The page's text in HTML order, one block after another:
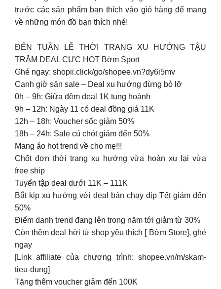
trước các sản phẩm bạn thích vào giỏ hàng để mang
về những món đồ bạn thích nhé!
ĐẾN TUẦN LỄ THỜI TRANG XU HƯỚNG TẬU
TRĂM DEAL CỰC HOT Bờm Sport
Ghé ngay: shopii.click/go/shopee.vn?dy6i5mv ️
Canh giờ săn sale – Deal xu hướng đừng bỏ lỡ
0h – 9h: Giữa đêm deal 1K tung hoành
9h – 12h: Ngày 11 có deal đồng giá 11K
12h – 18h: Voucher sốc giảm 50%
18h – 24h: Sale cú chót giảm đến 50%
Mang áo hot trend về cho mẹ!!!
Chốt đơn thời trang xu hướng vừa hoàn xu lại vừa
free ship
Tuyển tập deal dưới 11K – 111K
Bắt kịp xu hướng với deal bán chạy dịp Tết giảm đến
50%
Điểm danh trend đang lên trong năm tới giảm từ 30%
Còn thêm deal hời từ shop yêu thích [ Bờm Store], ghé
ngay
[Link affiliate của chương trình: shopee.vn/m/skam-
tieu-dung]
Tặng thêm voucher giảm đến 100K